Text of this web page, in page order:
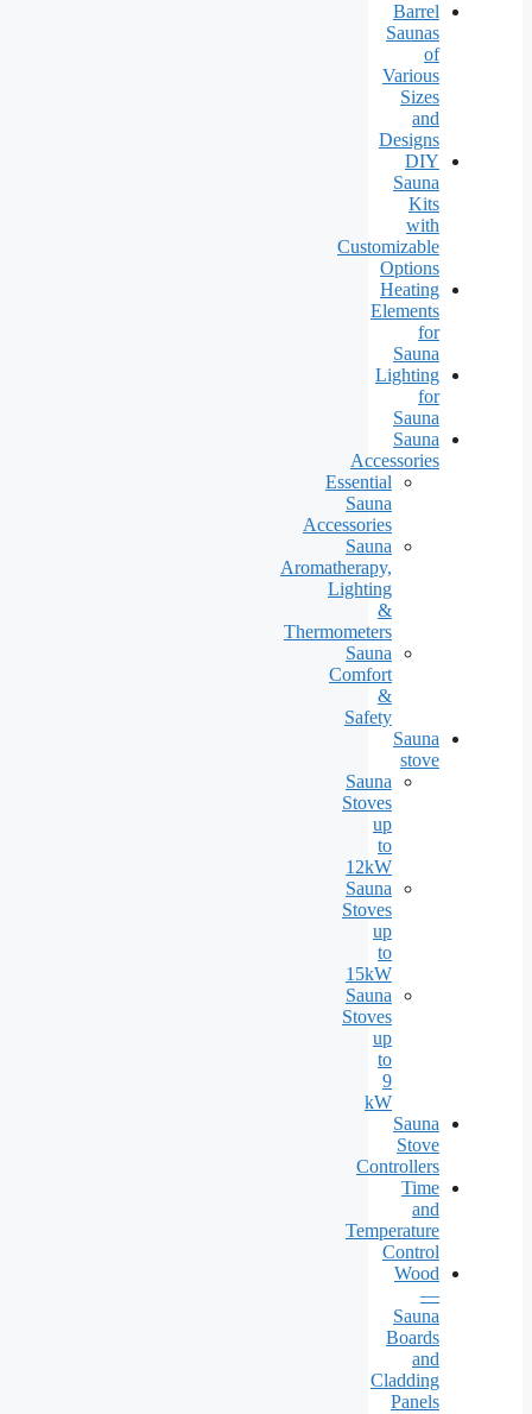
Barrel
Saunas
of
Various
Sizes
and
Designs
DIY
Sauna
Kits
with
Customizable
Options
Heating
Elements
for
Sauna
Lighting
for
Sauna
Sauna
Accessories
Essential
Sauna
Accessories
Sauna
Aromatherapy,
Lighting
&
Thermometers
Sauna
Comfort
&
Safety
Sauna
stove
Sauna
Stoves
up
to
12kW
Sauna
Stoves
up
to
15kW
Sauna
Stoves
up
to
9
kW
Sauna
Stove
Controllers
Time
and
Temperature
Control
Wood
—
Sauna
Boards
and
Cladding
Panels